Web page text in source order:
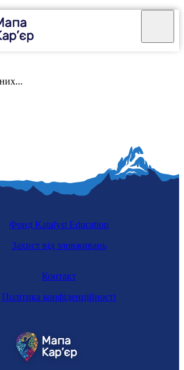
Контакт
Політика конфіденційності
Фонд Katalyst Education
Захист від зловживань